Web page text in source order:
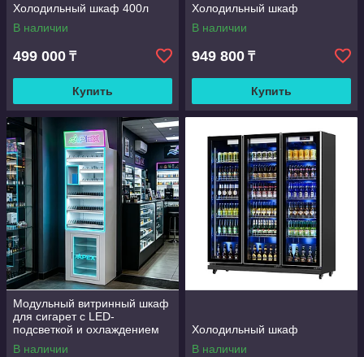
Холодильный шкаф 400л
В наличии
499 000 ₸
Купить
Холодильный шкаф
В наличии
949 800 ₸
Купить
Модульный витринный шкаф
для сигарет с LED-
подсветкой и охлаждением
для табачных магазинов
В наличии
Холодильный шкаф
В наличии